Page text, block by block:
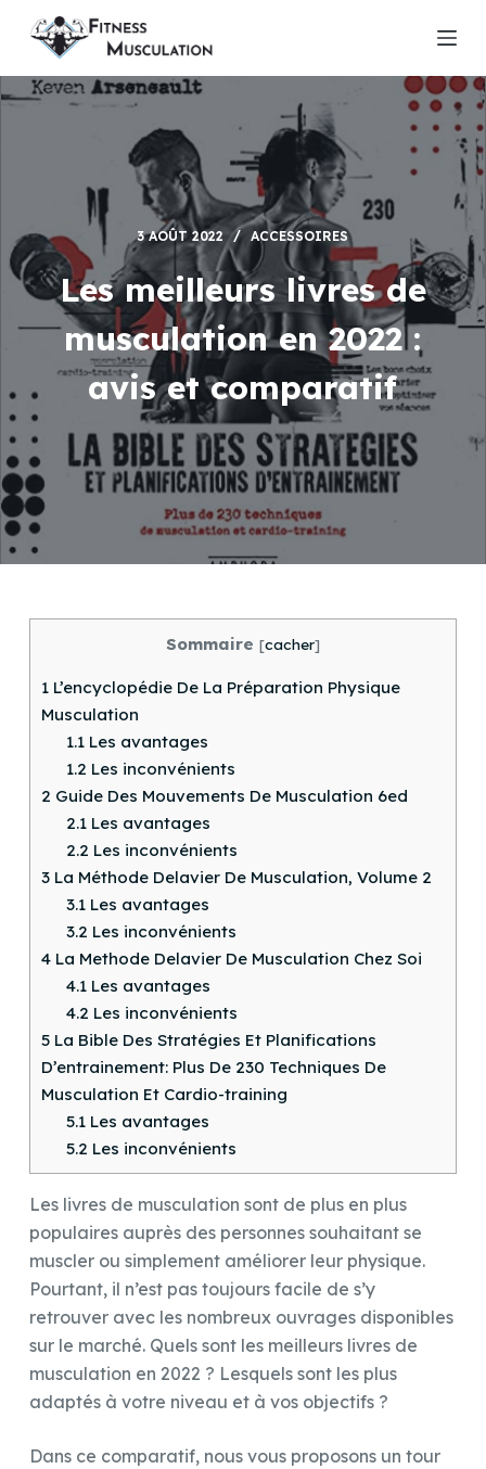
P
s
c
o
t
u
3 AOÛT 2022 ACCESSOIRES
Les meilleurs livres de
musculation en 2022 :
avis et comparatif
Sommaire [cacher]
1L’encyclopédie De La Préparation Physique
Musculation
1.1Les avantages
1.2 Les inconvénients
2 Guide Des Mouvements De Musculation 6ed
2.1Les avantages
2.2 Les inconvénients
3La Méthode Delavier De Musculation, Volume 2
3.1Les avantages
3.2 Les inconvénients
4La Methode Delavier De Musculation Chez Soi
4.1Les avantages
4.2 Les inconvénients
5La Bible Des Stratégies Et Planifications
D’entrainement: Plus De 230 Techniques De
Musculation Et Cardio-training
5.1Les avantages
5.2 Les inconvénients
Les livres de musculation sont de plus en plus
populaires auprès des personnes souhaitant se
muscler ou simplement améliorer leur physique.
Pourtant, il n’est pas toujours facile de s’y
retrouver avec les nombreux ouvrages disponibles
sur le marché. Quels sont les meilleurs livres de
musculation en 2022 ? Lesquels sont les plus
adaptés à votre niveau et à vos objectifs ?
Dans ce comparatif, nous vous proposons un tour